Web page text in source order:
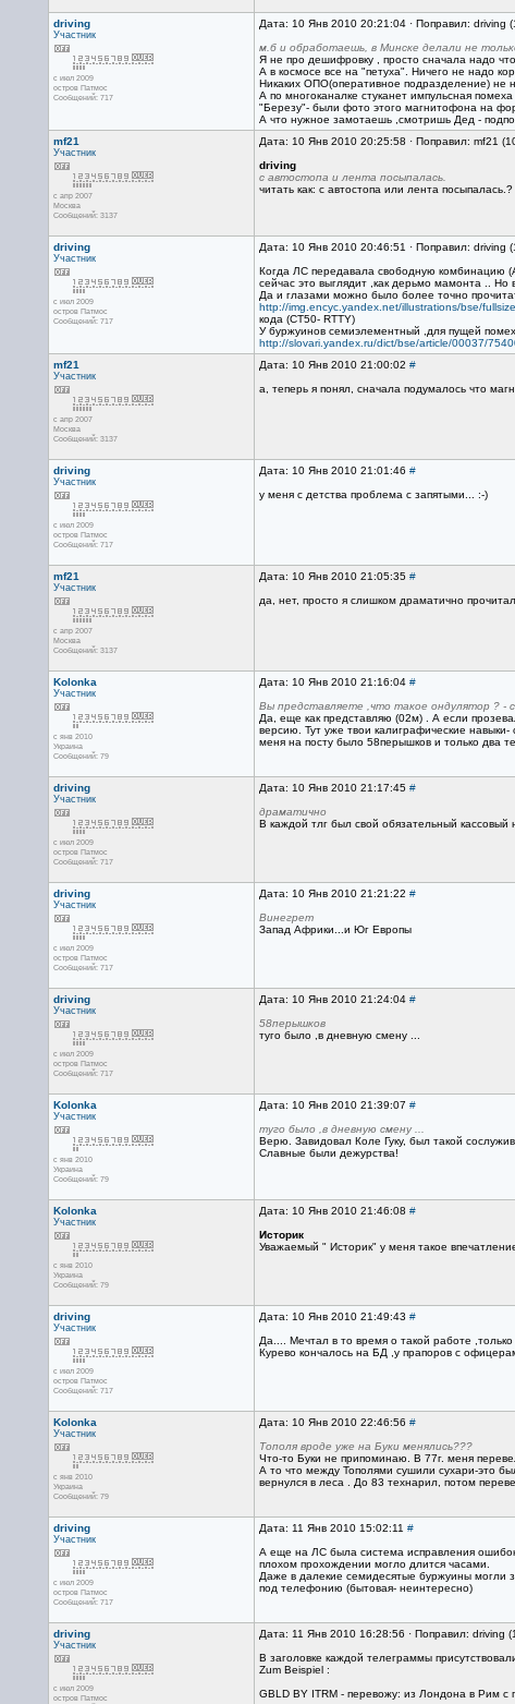
driving
Участник
с июл 2009
остров Патмос
Сообщений: 717
Дата: 10 Янв 2010 20:21:04 · Поправил: driving
м.б и обработаешь, в Минске делали не
Я не про дешифровку , просто сначала надо
А в космосе все на "петуха". Ничего не надо
Никаких ОПО(оперативное подразделение) не
А по многоканалке стуканет импульсная
"Березу"- были фото этого магнитофона на
А что нужное замотаешь ,смотришь Дед -
mf21
Участник
с апр 2007
Москва
Сообщений: 3137
Дата: 10 Янв 2010 20:25:58 · Поправил: mf21
driving
с автостопа и лента посыпалась.
читать как: с автостопа или лента посыпалась.?
driving
Участник
с июл 2009
остров Патмос
Сообщений: 717
Дата: 10 Янв 2010 20:46:51 · Поправил: driving
Когда ЛС передавала свободную комбинацию
сейчас это выглядит ,как дерьмо мамонта ..
Да и глазами можно было более точно
http://img.encyc.yandex.net/illustrations/bse/
кода (CТ50- RTTY)
У буржуинов семиэлементный ,для пущей
http://slovari.yandex.ru/dict/bse/article/00037/
mf21
Участник
с апр 2007
Москва
Сообщений: 3137
Дата: 10 Янв 2010 21:00:02 #
а, теперь я понял, сначала подумалось что
driving
Участник
с июл 2009
остров Патмос
Сообщений: 717
Дата: 10 Янв 2010 21:01:46 #
у меня с детства проблема с запятыми... :-)
mf21
Участник
с апр 2007
Москва
Сообщений: 3137
Дата: 10 Янв 2010 21:05:35 #
да, нет, просто я слишком драматично
Kolonka
Участник
с янв 2010
Украина
Сообщений: 79
Дата: 10 Янв 2010 21:16:04 #
Вы представляете ,что такое ондулятор ? -
Да, еще как представляю (02м) . А если
версию. Тут уже твои калиграфические
меня на посту было 58перышков и только два
driving
Участник
с июл 2009
остров Патмос
Сообщений: 717
Дата: 10 Янв 2010 21:17:45 #
драматично
В каждой тлг был свой обязательный кассовый
driving
Участник
с июл 2009
остров Патмос
Сообщений: 717
Дата: 10 Янв 2010 21:21:22 #
Винегрет
Запад Африки...и Юг Европы
driving
Участник
с июл 2009
остров Патмос
Сообщений: 717
Дата: 10 Янв 2010 21:24:04 #
58перышков
туго было ,в дневную смену ...
Kolonka
Участник
с янв 2010
Украина
Сообщений: 79
Дата: 10 Янв 2010 21:39:07 #
туго было ,в дневную смену ...
Верю. Завидовал Коле Гуку, был такой
Славные были дежурства!
Kolonka
Участник
с янв 2010
Украина
Сообщений: 79
Дата: 10 Янв 2010 21:46:08 #
Историк
Уважаемый " Историк" у меня такое
driving
Участник
с июл 2009
остров Патмос
Сообщений: 717
Дата: 10 Янв 2010 21:49:43 #
Да.... Мечтал в то время о такой работе
Курево кончалось на БД ,у прапоров с
Kolonka
Участник
с янв 2010
Украина
Сообщений: 79
Дата: 10 Янв 2010 22:46:56 #
Тополя вроде уже на Буки менялись???
Что-то Буки не припоминаю. В 77г. меня
А то что между Тополями сушили сухари-это
вернулся в леса . До 83 технарил, потом
driving
Участник
с июл 2009
остров Патмос
Сообщений: 717
Дата: 11 Янв 2010 15:02:11 #
А еще на ЛС была система исправления
плохом прохождении могло длится часами.
Даже в далекие семидесятые буржуины могли
под телефонию (бытовая- неинтересно)
driving
Участник
с июл 2009
остров Патмос
Дата: 11 Янв 2010 16:28:56 · Поправил: driving
В заголовке каждой телеграммы
Zum Beispiel :
GBLD BY ITRM - перевожу: из Лондона в Рим с